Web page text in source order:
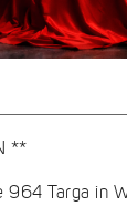
**
964 Targa in